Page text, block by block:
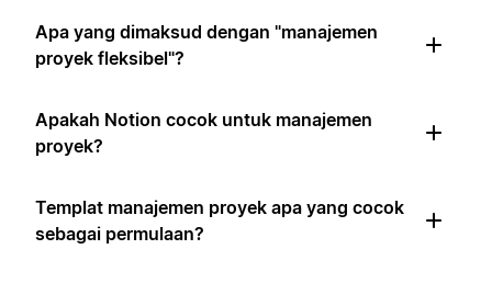
Apa yang dimaksud dengan "manajemen
proyek fleksibel"?
Apakah Notion cocok untuk manajemen
proyek?
Templat manajemen proyek apa yang cocok
sebagai permulaan?